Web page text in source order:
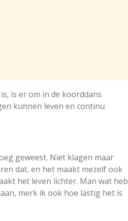
is er om in de koorddans
kunnen leven en continu
geweest. Niet klagen maar
dat, en het maakt mezelf ook
het leven lichter. Man wat heb
merk ik ook hoe lastig het is